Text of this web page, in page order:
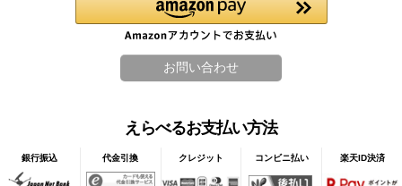
えらべるお支払い方法
銀行振込 代金引換 クレジット コンビニ払い 楽天ID決済